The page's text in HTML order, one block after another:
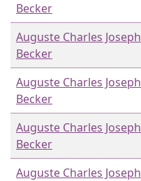
Becker
Auguste Charles Joseph
Becker
Auguste Charles Joseph
Becker
Auguste Charles Joseph
Becker
Auguste Charles Joseph